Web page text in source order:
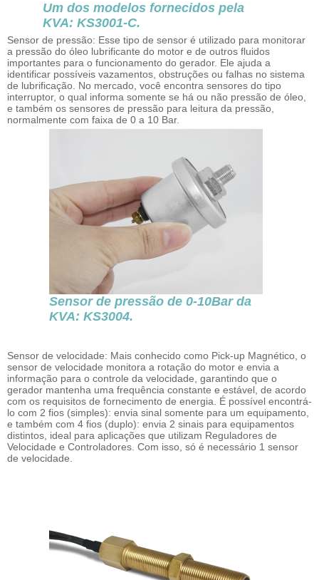
Um dos modelos fornecidos pela
KVA: KS3001-C.
Sensor de pressão: Esse tipo de sensor é utilizado para monitorar
a pressão do óleo lubrificante do motor e de outros fluidos
importantes para o funcionamento do gerador. Ele ajuda a
identificar possíveis vazamentos, obstruções ou falhas no sistema
de lubrificação. No mercado, você encontra sensores do tipo
interruptor, o qual informa somente se há ou não pressão de óleo,
e também os sensores de pressão para leitura da pressão,
normalmente com faixa de 0 a 10 Bar.
Sensor de pressão de 0-10Bar da
KVA: KS3004.
Sensor de velocidade: Mais conhecido como Pick-up Magnético, o
sensor de velocidade monitora a rotação do motor e envia a
informação para o controle da velocidade, garantindo que o
gerador mantenha uma frequência constante e estável, de acordo
com os requisitos de fornecimento de energia. É possível encontrá-
lo com 2 fios (simples): envia sinal somente para um equipamento,
e também com 4 fios (duplo): envia 2 sinais para equipamentos
distintos, ideal para aplicações que utilizam Reguladores de
Velocidade e Controladores. Com isso, só é necessário 1 sensor
de velocidade.